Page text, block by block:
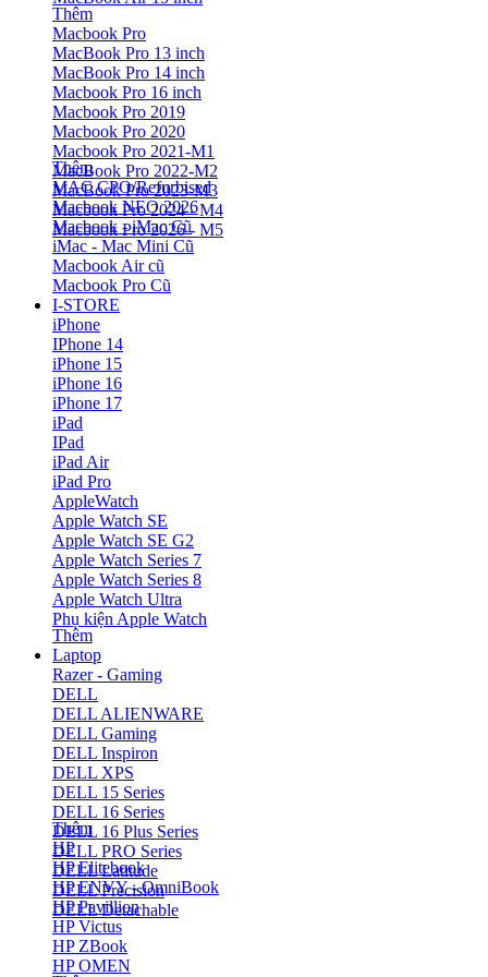
Thêm
Macbook Pro
MacBook Pro 13 inch
MacBook Pro 14 inch
Macbook Pro 16 inch
Macbook Pro 2019
Macbook Pro 2020
Macbook Pro 2021-M1
MacBook Pro 2022-M2
MacBook Pro 2023-M3
Macbook Pro 2024 - M4
Macbook Pro 2026 - M5
Thêm
MAC CPO/Refurbised
Macbook NEO 2026
Macbook - iMac Cũ
iMac - Mac Mini Cũ
Macbook Air cũ
Macbook Pro Cũ
I-STORE
iPhone
IPhone 14
iPhone 15
iPhone 16
iPhone 17
iPad
IPad
iPad Air
iPad Pro
AppleWatch
Apple Watch SE
Apple Watch SE G2
Apple Watch Series 7
Apple Watch Series 8
Apple Watch Ultra
Phụ kiện Apple Watch
Thêm
Laptop
Razer - Gaming
DELL
DELL ALIENWARE
DELL Gaming
DELL Inspiron
DELL XPS
DELL 15 Series
DELL 16 Series
DELL 16 Plus Series
DELL PRO Series
DELL Latitude
DELL Precision
DELL Detachable
Thêm
HP
HP Elitebook
HP ENVY - OmniBook
HP Pavillion
HP Victus
HP ZBook
HP OMEN